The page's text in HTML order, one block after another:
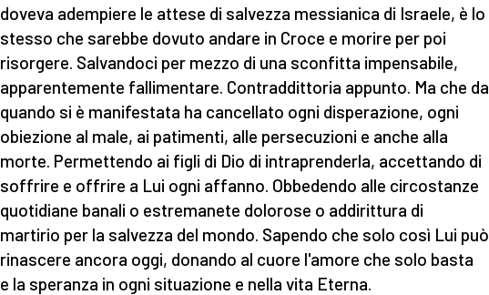
doveva adempiere le attese di salvezza messianica di Israele, è lo
stesso che sarebbe dovuto andare in Croce e morire per poi
risorgere. Salvandoci per mezzo di una sconfitta impensabile,
apparentemente fallimentare. Contraddittoria appunto. Ma che da
quando si è manifestata ha cancellato ogni disperazione, ogni
obiezione al male, ai patimenti, alle persecuzioni e anche alla
morte. Permettendo ai figli di Dio di intraprenderla, accettando di
soffrire e offrire a Lui ogni affanno. Obbedendo alle circostanze
quotidiane banali o estremanete dolorose o addirittura di
martirio per la salvezza del mondo. Sapendo che solo così Lui può
rinascere ancora oggi, donando al cuore l'amore che solo basta
e la speranza in ogni situazione e nella vita Eterna.